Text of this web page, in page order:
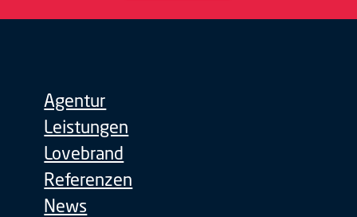
Agentur
Leistungen
Lovebrand
Referenzen
News